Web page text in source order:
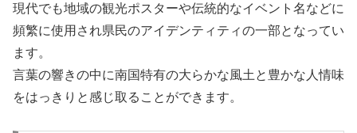
現代でも地域の観光ポスターや伝統的なイベント名などに
頻繁に使用され県民のアイデンティティの一部となってい
ます。
言葉の響きの中に南国特有の大らかな風土と豊かな人情味
をはっきりと感じ取ることができます。